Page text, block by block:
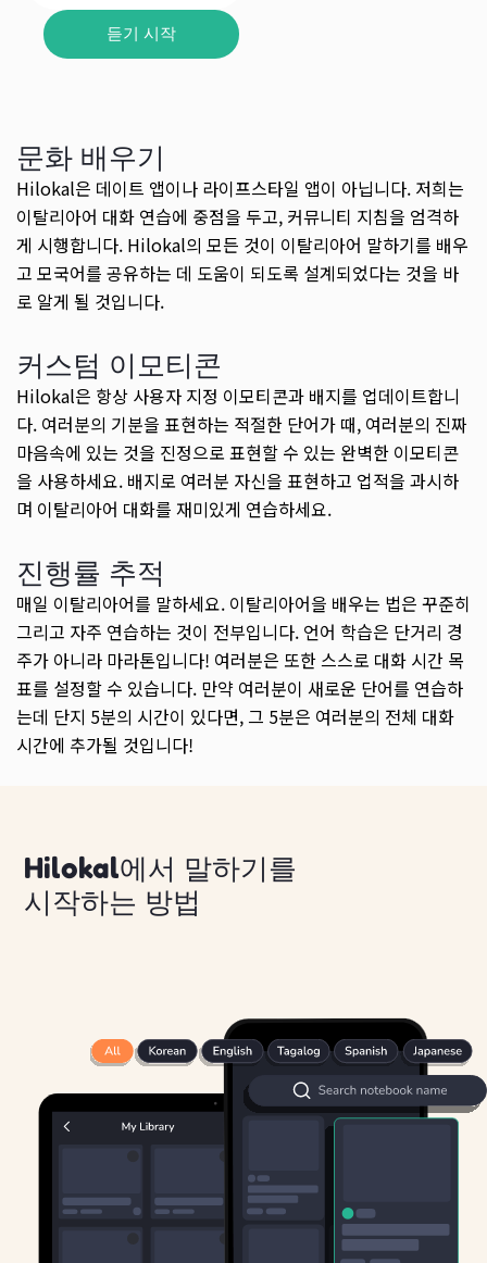
듣기 시작
문화 배우기
Hilokal은 데이트 앱이나 라이프스타일 앱이 아닙니다. 저희는
이탈리아어 대화 연습에 중점을 두고, 커뮤니티 지침을 엄격하
게 시행합니다. Hilokal의 모든 것이 이탈리아어 말하기를 배우
고 모국어를 공유하는 데 도움이 되도록 설계되었다는 것을 바
로 알게 될 것입니다.
커스텀 이모티콘
Hilokal은 항상 사용자 지정 이모티콘과 배지를 업데이트합니
다. 여러분의 기분을 표현하는 적절한 단어가 때, 여러분의 진짜
마음속에 있는 것을 진정으로 표현할 수 있는 완벽한 이모티콘
을 사용하세요. 배지로 여러분 자신을 표현하고 업적을 과시하
며 이탈리아어 대화를 재미있게 연습하세요.
진행률 추적
매일 이탈리아어를 말하세요. 이탈리아어을 배우는 법은 꾸준히
그리고 자주 연습하는 것이 전부입니다. 언어 학습은 단거리 경
주가 아니라 마라톤입니다! 여러분은 또한 스스로 대화 시간 목
표를 설정할 수 있습니다. 만약 여러분이 새로운 단어를 연습하
는데 단지 5분의 시간이 있다면, 그 5분은 여러분의 전체 대화
시간에 추가될 것입니다!
Hilokal에서 말하기를
시작하는 방법